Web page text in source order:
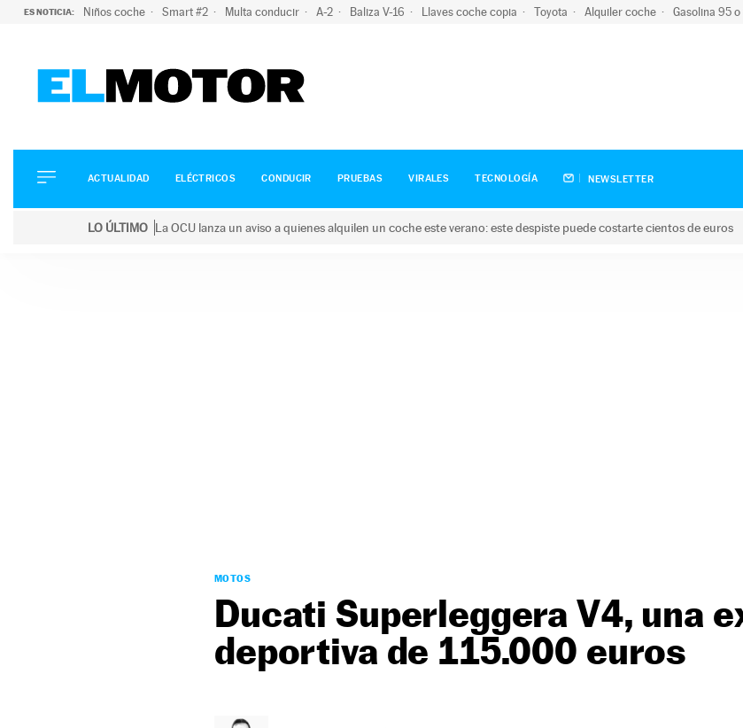
ES NOTICIA: Niños coche Smart #2 Multa conducir A-2 Baliza V-16 Llaves coche copia Toyota Alquiler coche Gasolina 95
ELÉCTRICOS
CONDUCIR
ACTUALIDAD ELÉCTRICOS CONDUCIR PRUEBAS VIRALES TECNOLOGÍA NEWSLETTER
LO ÚLTIMO La OCU lanza un aviso a quienes alquilen un coche este verano: este despiste puede costarte cientos de euros
MOTOS
Ducati Superleggera V4, una
deportiva de 115.000 euros